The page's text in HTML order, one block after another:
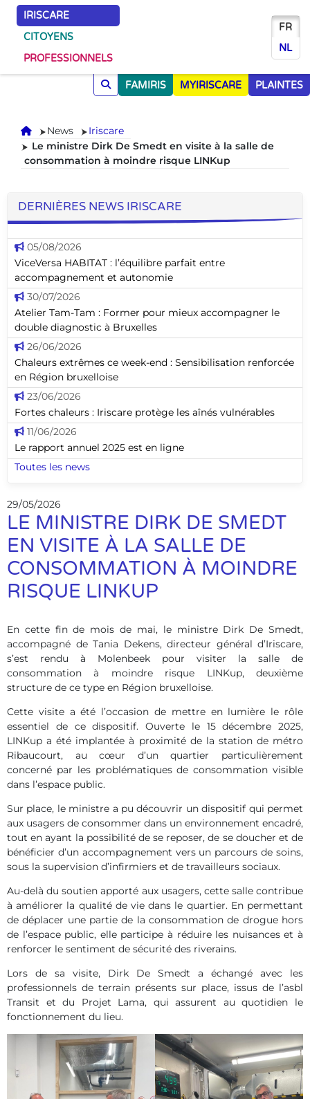
IRISCARE
CITOYENS
PROFESSIONNELS
FR
NL
FAMIRIS MYIRISCARE PLAINTES
Accueil
News
Iriscare
Le ministre Dirk De Smedt en visite à la salle de
consommation à moindre risque LINKup
DERNIÈRES NEWS IRISCARE
05/08/2026
ViceVersa HABITAT : l’équilibre parfait entre
accompagnement et autonomie
30/07/2026
Atelier Tam-Tam : Former pour mieux accompagner le
double diagnostic à Bruxelles
26/06/2026
Chaleurs extrêmes ce week-end : Sensibilisation renforcée
en Région bruxelloise
23/06/2026
Fortes chaleurs : Iriscare protège les aînés vulnérables
11/06/2026
Le rapport annuel 2025 est en ligne
Toutes les news
29/05/2026
LE MINISTRE DIRK DE SMEDT
EN VISITE À LA SALLE DE
CONSOMMATION À MOINDRE
RISQUE LINKUP
En cette fin de mois de mai, le ministre Dirk De Smedt,
accompagné de Tania Dekens, directeur général d’Iriscare,
s’est rendu à Molenbeek pour visiter la salle de
consommation à moindre risque LINKup, deuxième
structure de ce type en Région bruxelloise.
Cette visite a été l’occasion de mettre en lumière le rôle
essentiel de ce dispositif. Ouverte le 15 décembre 2025,
LINKup a été implantée à proximité de la station de métro
Ribaucourt, au cœur d’un quartier particulièrement
concerné par les problématiques de consommation visible
dans l’espace public.
Sur place, le ministre a pu découvrir un dispositif qui permet
aux usagers de consommer dans un environnement encadré,
tout en ayant la possibilité de se reposer, de se doucher et de
bénéficier d’un accompagnement vers un parcours de soins,
sous la supervision d’infirmiers et de travailleurs sociaux.
Au-delà du soutien apporté aux usagers, cette salle contribue
à améliorer la qualité de vie dans le quartier. En permettant
de déplacer une partie de la consommation de drogue hors
de l’espace public, elle participe à réduire les nuisances et à
renforcer le sentiment de sécurité des riverains.
Lors de sa visite, Dirk De Smedt a échangé avec les
professionnels de terrain présents sur place, issus de l’asbl
Transit et du Projet Lama, qui assurent au quotidien le
fonctionnement du lieu.